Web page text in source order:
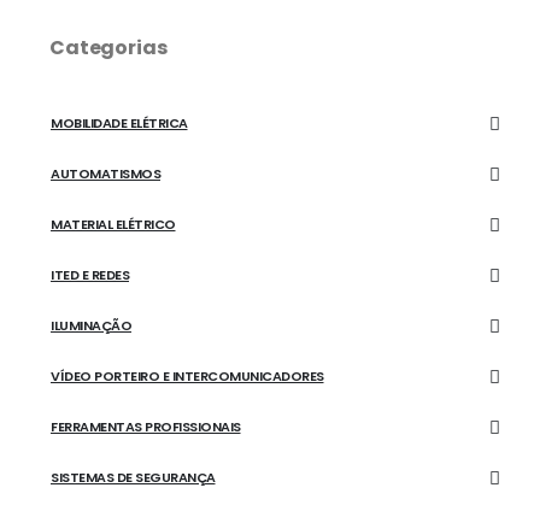
Categorias
MOBILIDADE ELÉTRICA
AUTOMATISMOS
MATERIAL ELÉTRICO
ITED E REDES
ILUMINAÇÃO
VÍDEO PORTEIRO E INTERCOMUNICADORES
FERRAMENTAS PROFISSIONAIS
SISTEMAS DE SEGURANÇA